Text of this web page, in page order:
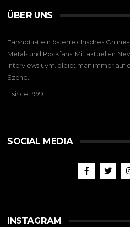
ÜBER UNS
Earshot ist ein österreichisches
Metal- und Rockfans. Mit aktuellen
Interviews uvm. bleibt man immer auf
Szene.
…since 1999
SOCIAL MEDIA
INSTAGRAM